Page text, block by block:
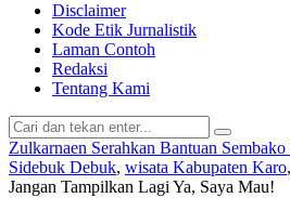
Disclaimer
Kode Etik Jurnalistik
Laman Contoh
Redaksi
Tentang Kami
Zulkarnaen Serahkan Bantuan
Sidebuk Debuk, wisata Kabupaten Karo,
Jangan Tampilkan Lagi Ya, Saya Mau!